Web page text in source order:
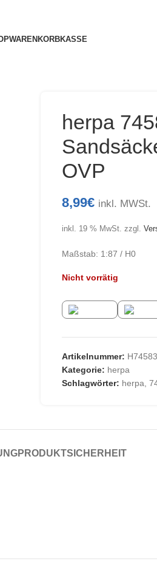
WARENKORBKASSE
herpa
OVP
8,99€ inkl. MWSt.
inkl. 19 % MwSt. zzgl.
Maßstab: 1:87 / H0
Nicht vorrätig
Artikelnummer:
Kategorie: herpa
Schlagwörter: herpa
PRODUKTSICHERHEIT